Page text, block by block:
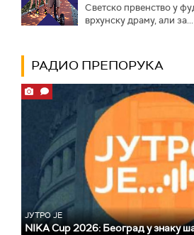
Светско првенство у
врхунску драму, али за...
РАДИО ПРЕПОРУКА
ЈУТРО ЈЕ
NIKA Cup 2026: Београд у знаку